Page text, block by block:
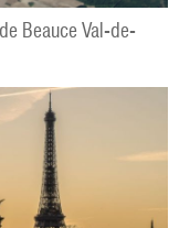
Beauce Val-de-